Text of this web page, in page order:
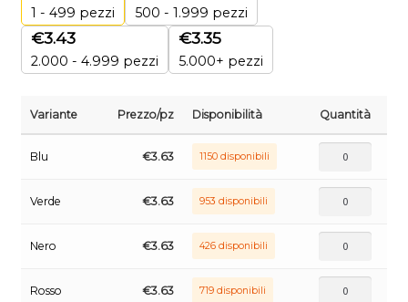
1 - 499 pezzi 500 - 1.999 pezzi
€3.43
2.000 - 4.999 pezzi
€3.35
5.000+ pezzi
Variante Prezzo/pz Disponibilità Quantità
Blu €3.63 1150 disponibili
Verde €3.63 953 disponibili
Nero €3.63 426 disponibili
Rosso €3.63 719 disponibili